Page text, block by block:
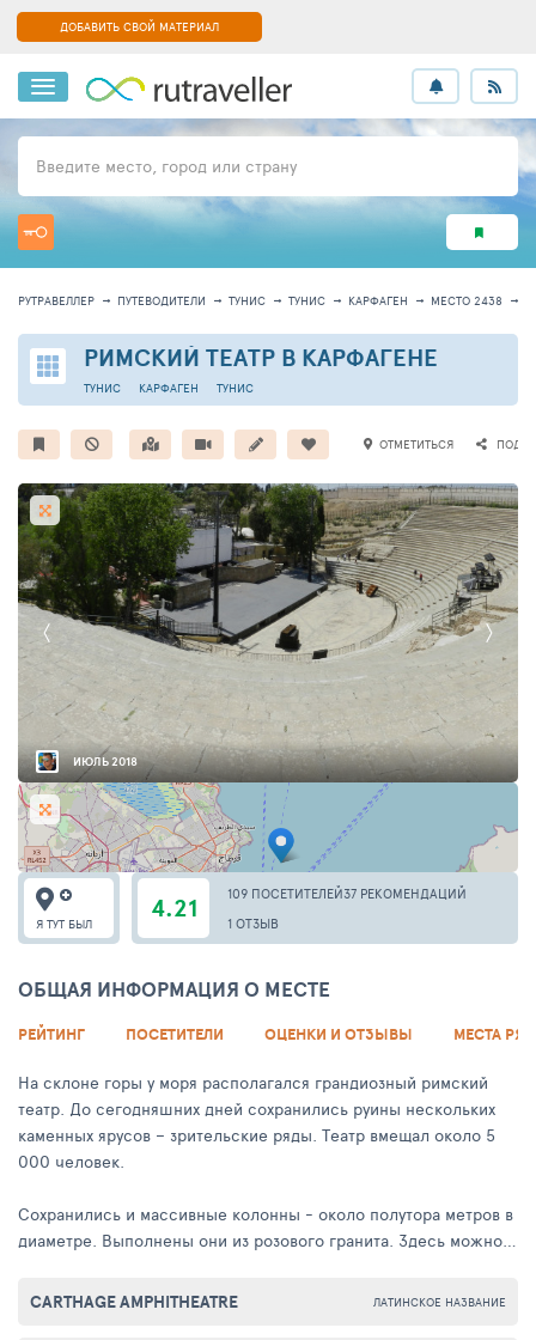
ДОБАВИТЬ СВОЙ МАТЕРИАЛ
Введите место, город или страну
РУТРАВЕЛЛЕР ПУТЕВОДИТЕЛИ ТУНИС ТУНИС КАРФАГЕН МЕСТО 2438
РИМСКИЙ ТЕАТР В КАРФАГЕНЕ
ТУНИС
ТУНИС КАРФАГЕН
ОТМЕТИТЬСЯ
ИЮЛЬ 2018
4.21 109 ПОСЕТИТЕЛЕЙ37 РЕКОМЕНДАЦИЙ
1 ОТЗЫВ
Я ТУТ БЫЛ
ОБЩАЯ ИНФОРМАЦИЯ О МЕСТЕ
РЕЙТИНГ ПОСЕТИТЕЛИ ОЦЕНКИ И ОТЗЫВЫ МЕСТА
На склоне горы у моря располагался грандиозный римский
театр. До сегодняшних дней сохранились руины нескольких
каменных ярусов – зрительские ряды. Театр вмещал около 5
000 человек.
Сохранились и массивные колонны - около полутора метров в
диаметре. Выполнены они из розового гранита. Здесь можно
ЛАТИНСКОЕ НАЗВАНИЕ
CARTHAGE AMPHITHEATRE